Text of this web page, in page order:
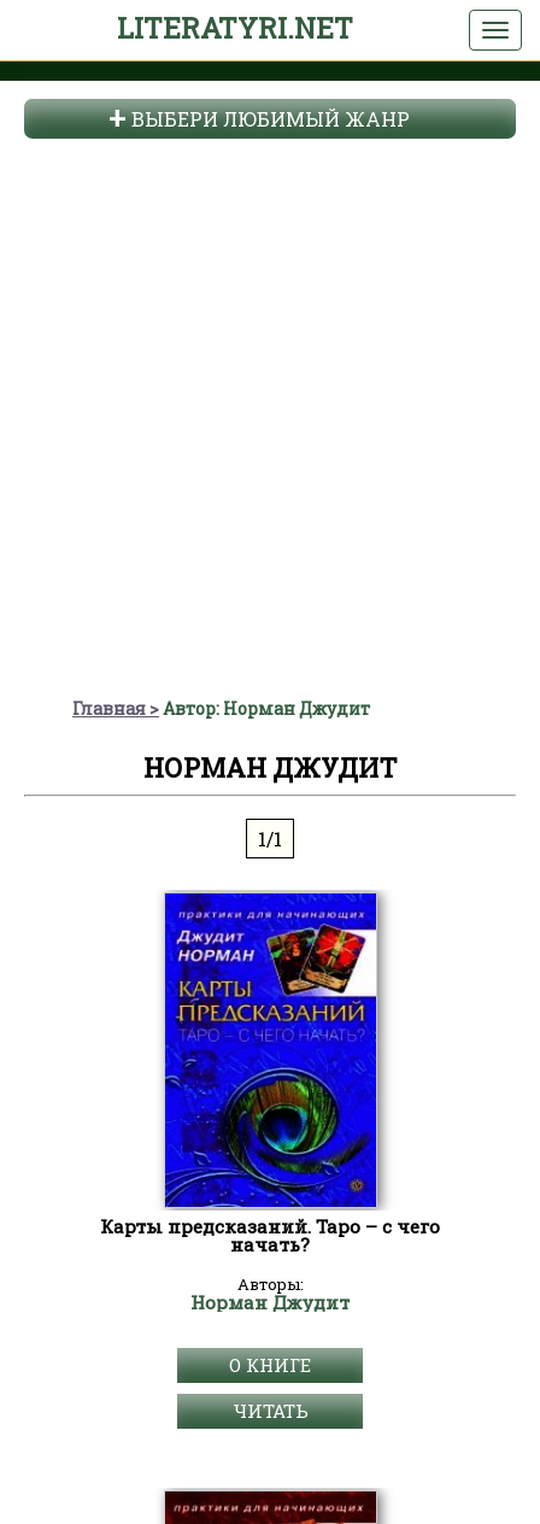
LITERATYRI.NET
ВЫБЕРИ ЛЮБИМЫЙ ЖАНР
Главная Автор: Норман Джудит
НОРМАН ДЖУДИТ
1/1
Карты предсказаний. Таро – с чего
начать?
Авторы:
Норман Джудит
О КНИГЕ
ЧИТАТЬ